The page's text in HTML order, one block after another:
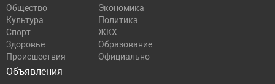
Общество
Экономика
Культура
Политика
Спорт
ЖКХ
Здоровье
Образование
Происшествия
Официально
Объявления